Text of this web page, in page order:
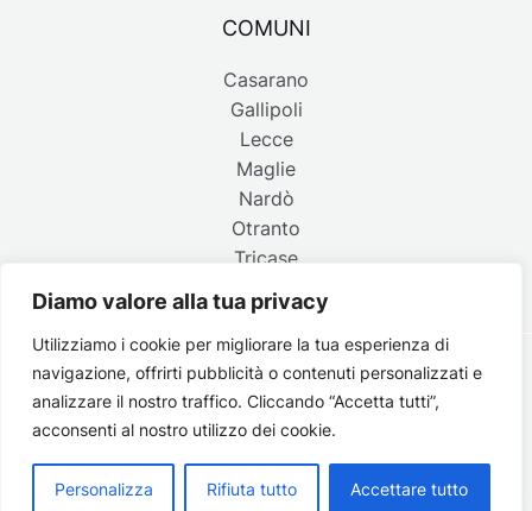
Diamo valore alla tua privacy
Utilizziamo i cookie per migliorare la tua esperienza di
navigazione, offrirti pubblicità o contenuti personalizzati e
analizzare il nostro traffico. Cliccando “Accetta tutti”,
acconsenti al nostro utilizzo dei cookie.
Personalizza Rifiuta tutto Accettare tutto
COMUNI
Casarano
Gallipoli
Lecce
Maglie
Nardò
Otranto
Tricase
Copyright © 2026 Belpaese | Periodico d'informazione del
Salento - P.IVA 4637850753 - Testata registrata il 18 gennaio